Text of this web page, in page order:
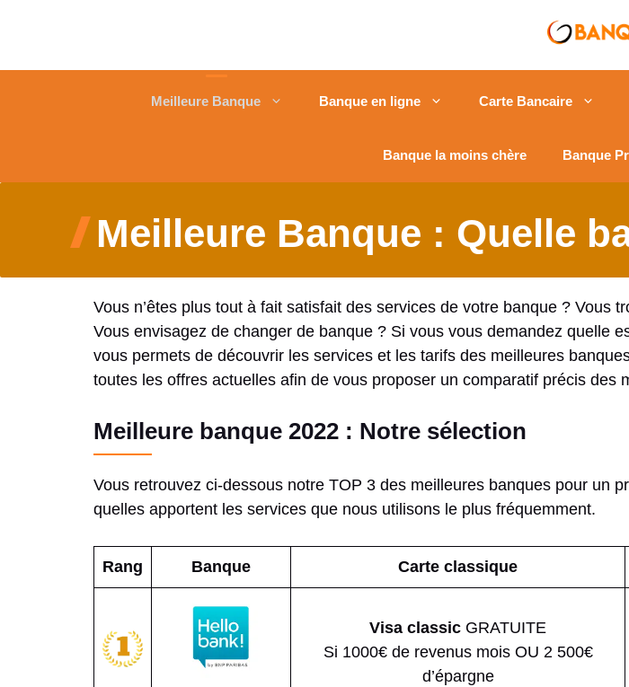
Meilleure Banque Banque en ligne Carte Bancaire
Banque la moins chère Banque
Meilleure Banque : Quelle
Vous n’êtes plus tout à fait satisfait des services de votre banque ?
Vous envisagez de changer de banque ? Si vous vous demandez quelle
vous permets de découvrir les services et les tarifs des meilleures
toutes les offres actuelles afin de vous proposer un comparatif précis des
Meilleure banque 2022 : Notre sélection
Vous retrouvez ci-dessous notre TOP 3 des meilleures banques pour un
quelles apportent les services que nous utilisons le plus fréquemment.
Rang Banque Carte classique
Visa classic GRATUITE
Si 1000€ de revenus mois OU 2 500€
d’épargne